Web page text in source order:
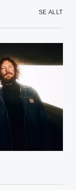
SE ALLT